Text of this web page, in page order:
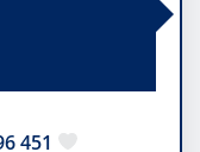
451